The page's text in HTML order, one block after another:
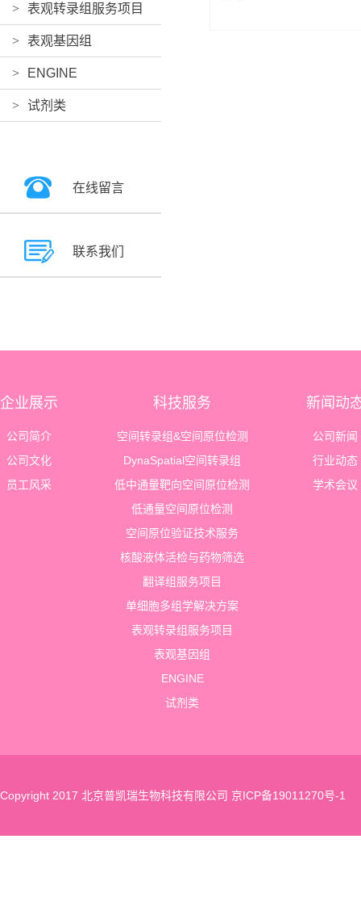
> 表观转录组服务项目
> 表观基因组
> ENGINE
> 试剂类
在线留言
联系我们
企业展示
公司简介
公司文化
员工风采
科技服务
空间转录组&空间原位检测
DynaSpatial空间转录组
低中通量靶向空间原位检测
低通量空间原位检测
空间原位验证技术服务
核酸液体活检与药物筛选
翻译组服务项目
单细胞多组学解决方案
表观转录组服务项目
表观基因组
ENGINE
试剂类
新闻动
公司新闻
行业动态
学术会议
Copyright 2017 北京普凯瑞生物科技有限公司 京ICP备19011270号-1